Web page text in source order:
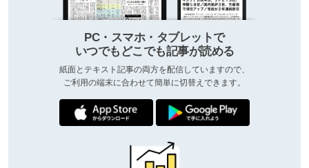
PC・スマホ・タブレットで
いつでもどこでも記事が読める
紙面とテキスト記事の両方を配信していますので、
ご利用の端末に合わせて簡単に切替えできます。